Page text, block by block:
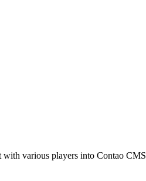
with various players into Contao CMS